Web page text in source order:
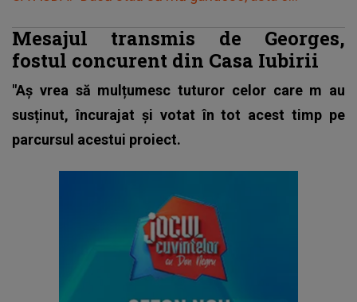
Mesajul transmis de Georges,
fostul concurent din Casa Iubirii
"Aș vrea să mulțumesc tuturor celor care m au
susținut, încurajat și votat în tot acest timp pe
parcursul acestui proiect.